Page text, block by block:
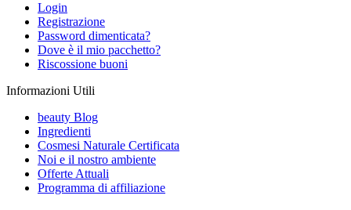
Login
Registrazione
Password dimenticata?
Dove è il mio pacchetto?
Riscossione buoni
Informazioni Utili
beauty Blog
Ingredienti
Cosmesi Naturale Certificata
Noi e il nostro ambiente
Offerte Attuali
Programma di affiliazione